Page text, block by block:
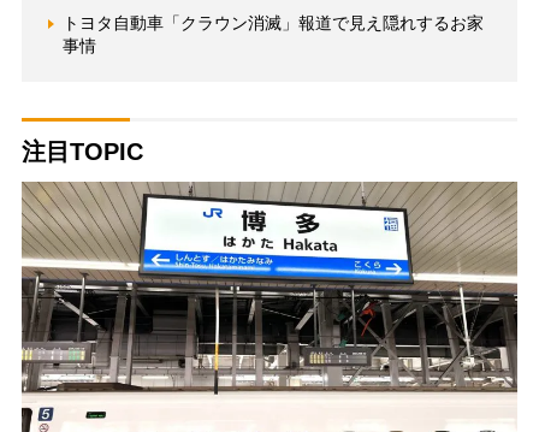
トヨタ自動車「クラウン消滅」報道で見え隠れするお家
事情
注目TOPIC